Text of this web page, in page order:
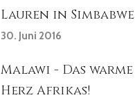
Lauren in Simbabwe
30. Juni 2016
Malawi - Das warme
Herz Afrikas!